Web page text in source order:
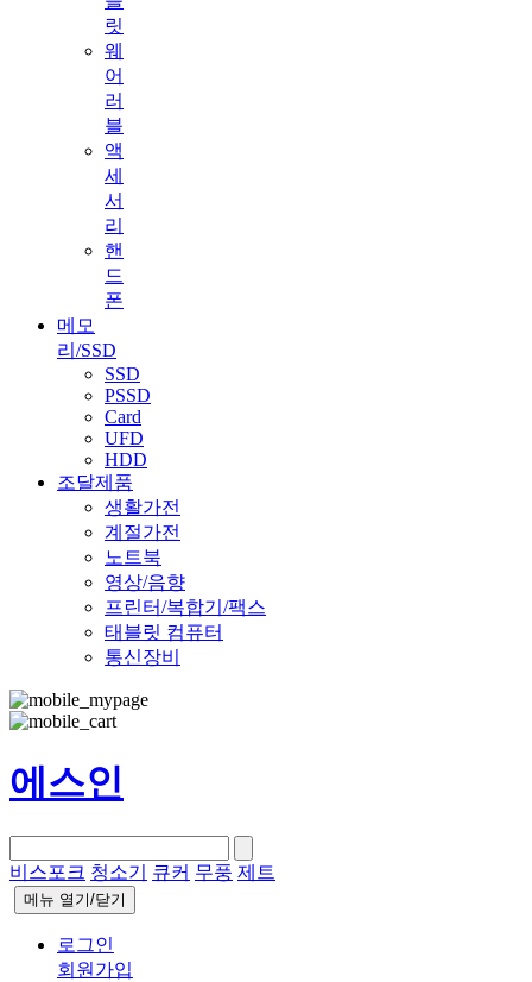
릿
웨
어
러
블
액
세
서
리
핸
드
폰
메모
리/SSD
SSD
PSSD
Card
UFD
HDD
조달제품
생활가전
계절가전
노트북
영상/음향
프린터/복합기/팩스
태블릿 컴퓨터
통신장비
에스인
비스포크 청소기 큐커 무풍 제트
메뉴 열기/닫기
로그인
회원가입